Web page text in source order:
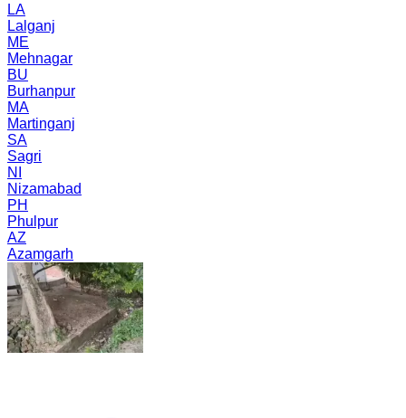
LA
Lalganj
ME
Mehnagar
BU
Burhanpur
MA
Martinganj
SA
Sagri
NI
Nizamabad
PH
Phulpur
AZ
Azamgarh